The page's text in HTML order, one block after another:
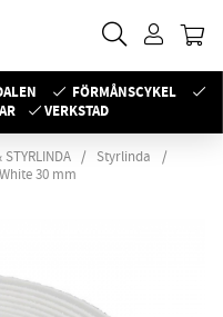
FÖRMÅNSCYKEL
VERKSTAD
STYRLINDA
Styrlinda
30 mm